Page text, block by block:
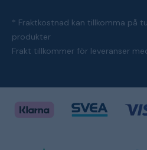
* Fraktkostnad kan tillkomma på
produkter
Frakt tillkommer för leveranser